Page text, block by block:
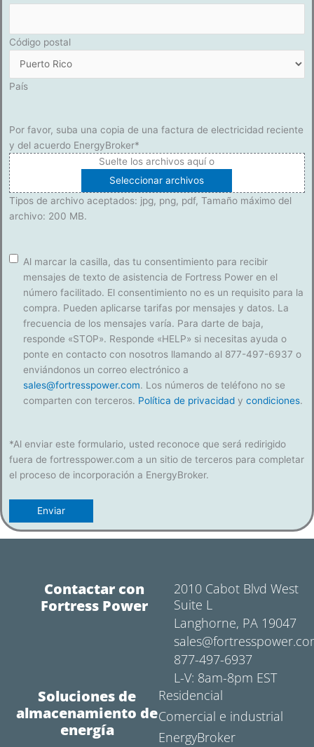
Código postal
País
Por favor, suba una copia de una factura de electricidad reciente
y del acuerdo EnergyBroker*
Suelte los archivos aquí o
Seleccionar archivos
Tipos de archivo aceptados: jpg, png, pdf, Tamaño máximo del
archivo: 200 MB.
Consentimiento
Al marcar la casilla, das tu consentimiento para recibir
mensajes de texto de asistencia de Fortress Power en el
número facilitado. El consentimiento no es un requisito para la
compra. Pueden aplicarse tarifas por mensajes y datos. La
frecuencia de los mensajes varía. Para darte de baja,
responde «STOP». Responde «HELP» si necesitas ayuda o
ponte en contacto con nosotros llamando al 877-497-6937 o
enviándonos un correo electrónico a
sales@fortresspower.com. Los números de teléfono no se
comparten con terceros. Política de privacidad y condiciones.
*Al enviar este formulario, usted reconoce que será redirigido
fuera de fortresspower.com a un sitio de terceros para completar
el proceso de incorporación a EnergyBroker.
Contactar con
Fortress Power
2010 Cabot Blvd West
Suite L
Langhorne, PA 19047
877-497-6937
L-V: 8am-8pm EST
Soluciones de
almacenamiento de
energía
Residencial
Comercial e industrial
EnergyBroker